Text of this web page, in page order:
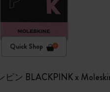
Quick Shop
ン BLACKPINK x